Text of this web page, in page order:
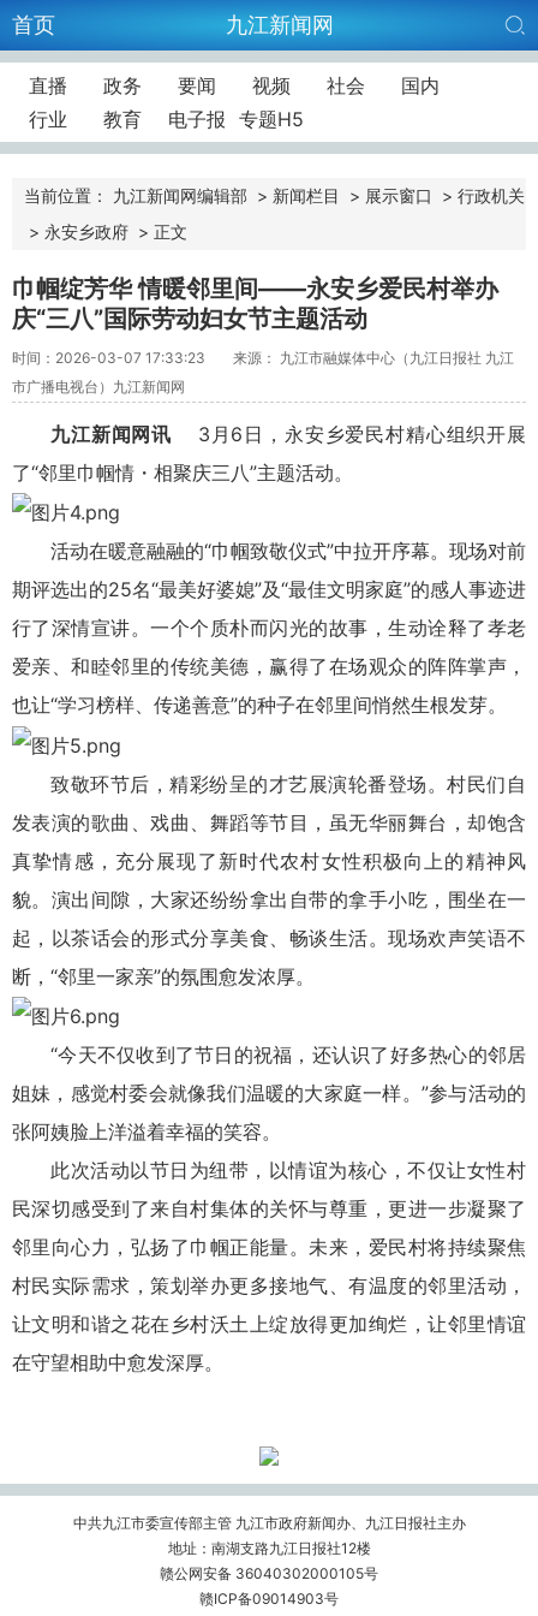
首页 九江新闻网
直播 政务 要闻 视频 社会
国内
行业
教育 电子报 专题H5
当前位置： 九江新闻网编辑部 > 新闻栏目 > 展示窗口 > 行政机关
> 永安乡政府 > 正文
巾帼绽芳华 情暖邻里间——永安乡爱民村举办
庆“三八”国际劳动妇女节主题活动
时间：2026-03-07 17:33:23
来源： 九江市融媒体中心（九江日报社 九江
市广播电视台）九江新闻网
九江新闻网讯 3月6日，永安乡爱民村精心组织开展
了“邻里巾帼情・相聚庆三八”主题活动。
活动在暖意融融的“巾帼致敬仪式”中拉开序幕。现场对前
期评选出的25名“最美好婆媳”及“最佳文明家庭”的感人事迹进
行了深情宣讲。一个个质朴而闪光的故事，生动诠释了孝老
爱亲、和睦邻里的传统美德，赢得了在场观众的阵阵掌声，
也让“学习榜样、传递善意”的种子在邻里间悄然生根发芽。
致敬环节后，精彩纷呈的才艺展演轮番登场。村民们自
发表演的歌曲、戏曲、舞蹈等节目，虽无华丽舞台，却饱含
真挚情感，充分展现了新时代农村女性积极向上的精神风
貌。演出间隙，大家还纷纷拿出自带的拿手小吃，围坐在一
起，以茶话会的形式分享美食、畅谈生活。现场欢声笑语不
断，“邻里一家亲”的氛围愈发浓厚。
“今天不仅收到了节日的祝福，还认识了好多热心的邻居
姐妹，感觉村委会就像我们温暖的大家庭一样。”参与活动的
张阿姨脸上洋溢着幸福的笑容。
此次活动以节日为纽带，以情谊为核心，不仅让女性村
民深切感受到了来自村集体的关怀与尊重，更进一步凝聚了
邻里向心力，弘扬了巾帼正能量。未来，爱民村将持续聚焦
村民实际需求，策划举办更多接地气、有温度的邻里活动，
让文明和谐之花在乡村沃土上绽放得更加绚烂，让邻里情谊
在守望相助中愈发深厚。
中共九江市委宣传部主管 九江市政府新闻办、九江日报社主办
地址：南湖支路九江日报社12楼
赣公网安备 36040302000105号
赣ICP备09014903号